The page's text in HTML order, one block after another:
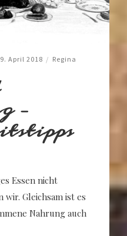
April 2018 / Regina
–
Essen nicht
Gleichsam ist es
Nahrung auch